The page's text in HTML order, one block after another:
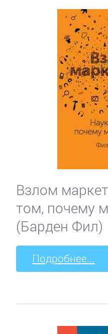
Взлом
том, почему
(Барден Фил)
Подробнее...